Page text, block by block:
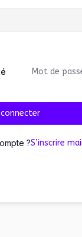
Mot de
connecter
?S’inscrire